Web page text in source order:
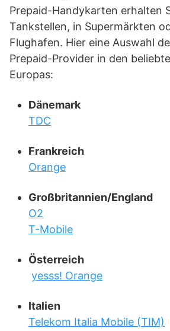
Prepaid-Handykarten erhalten
Tankstellen, in Supermärkten
Flughafen. Hier eine Auswahl
Prepaid-Provider in den
Europas:
Dänemark
TDC
Frankreich
Orange
Großbritannien/England
O2
T-Mobile
Österreich
yesss! Orange
Italien
Telekom Italia Mobile (TIM)